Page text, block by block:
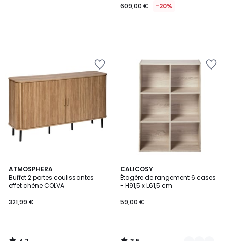
609,00 € -20%
ATMOSPHERA
Buffet 2 portes coulissantes
effet chêne COLVA
321,99 €
4,2
/ 5
CALICOSY
Étagère de rangement 6 cases
- H91,5 x L61,5 cm
59,00 €
3,5
/ 5
2
Couleurs